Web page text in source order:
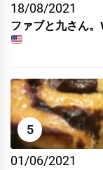
18/08/2021
ファブと九さん
5
01/06/2021